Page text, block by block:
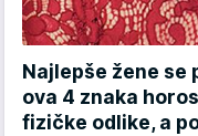
Najlepše žene
ova 4 znaka
fizičke odlike, a